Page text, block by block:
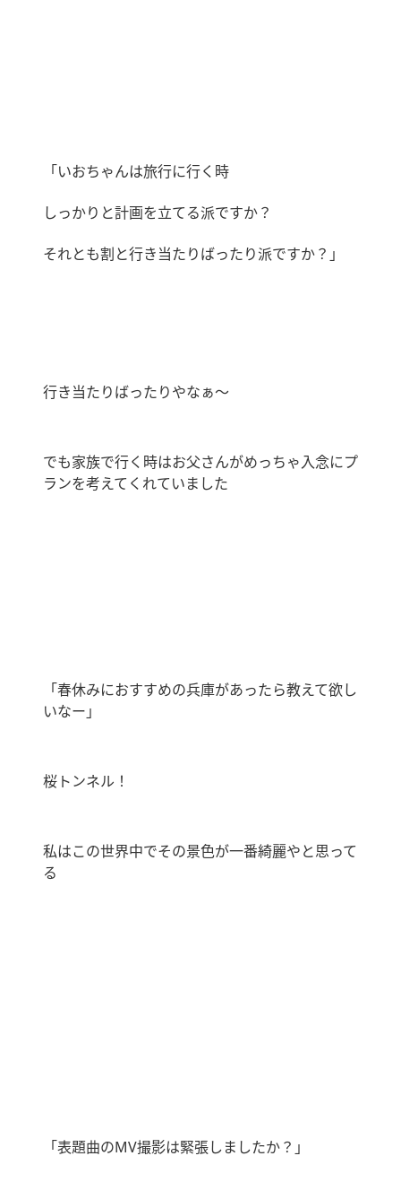
「いおちゃんは旅行に行く時
しっかりと計画を立てる派ですか？
それとも割と行き当たりばったり派ですか？」
行き当たりばったりやなぁ〜
でも家族で行く時はお父さんがめっちゃ入念にプ
ランを考えてくれていました
「春休みにおすすめの兵庫があったら教えて欲し
いなー」
桜トンネル！
私はこの世界中でその景色が一番綺麗やと思って
る
「表題曲のMV撮影は緊張しましたか？」